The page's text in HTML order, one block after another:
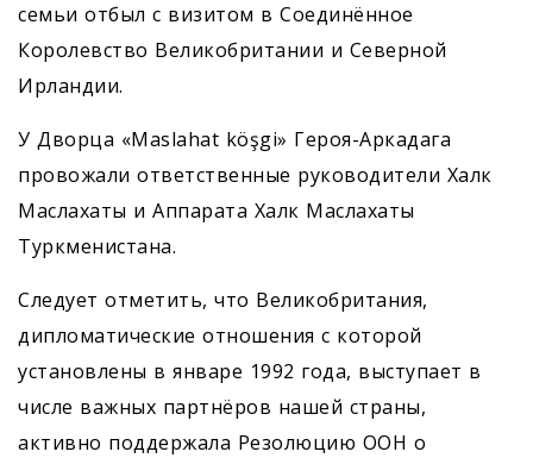
семьи отбыл с визитом в Соединённое
Королевство Великобритании и Северной
Ирландии.
У Дворца «Maslahat köşgi» Героя-Аркадага
провожали ответственные руководители Халк
Маслахаты и Аппарата Халк Маслахаты
Туркменистана.
Следует отметить, что Великобритания,
дипломатические отношения с которой
установлены в январе 1992 года, выступает в
числе важных партнёров нашей страны,
активно поддержала Резолюцию ООН о